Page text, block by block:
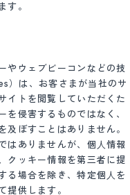
す。
やウェブビーコンなどの技
）は、お客さまが当社のサ
イトを閲覧していただくた
を侵害するものではなく、
及ぼすことはありません。
はありませんが、個⼈情報
クッキー情報を第三者に提
る場合を除き、特定個⼈を
提供します。